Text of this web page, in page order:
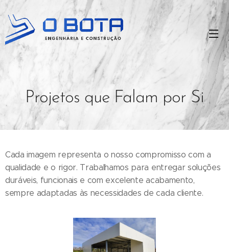
Projetos que Falam por Si
Cada imagem representa o nosso compromisso com a
qualidade e o rigor. Trabalhamos para entregar soluções
duráveis, funcionais e com excelente acabamento,
sempre adaptadas às necessidades de cada cliente.